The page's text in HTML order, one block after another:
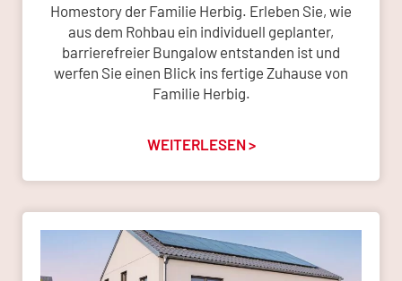
Homestory der Familie Herbig. Erleben Sie, wie
aus dem Rohbau ein individuell geplanter,
barrierefreier Bungalow entstanden ist und
werfen Sie einen Blick ins fertige Zuhause von
Familie Herbig.
WEITERLESEN >